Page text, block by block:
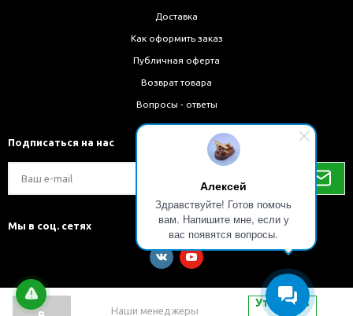
Алексей
Здравствуйте! Готов помочь
вам. Напишите мне, если у
вас появятся вопросы.
Уточнить
Наши менеджеры
Доставка
Как оформить заказ
Публичная оферта
Возврат товара
Вопросы - ответы
Подписаться на нас
Мы в соц. сетях